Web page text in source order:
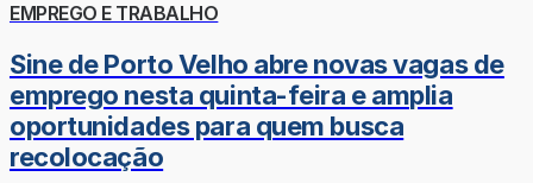
EMPREGO E TRABALHO
Sine de Porto Velho abre novas vagas de
emprego nesta quinta-feira e amplia
oportunidades para quem busca
recolocação